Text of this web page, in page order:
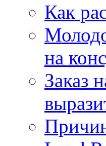
Как
на
Заказ